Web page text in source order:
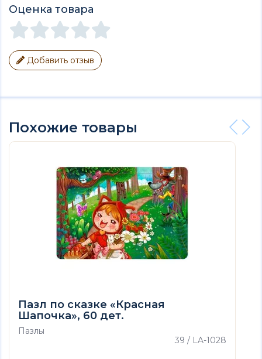
Оценка товара
Добавить отзыв
Похожие товары
Пазл по сказке «Красная
Шапочка», 60 дет.
Пазлы
39 / LA-1028